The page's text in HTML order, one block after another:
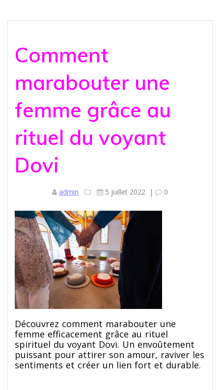
Comment
marabouter une
femme grâce au
rituel du voyant
Dovi
admin 5 juillet 2022 | 0
Découvrez comment marabouter une
femme efficacement grâce au rituel
spirituel du voyant Dovi. Un envoûtement
puissant pour attirer son amour, raviver les
sentiments et créer un lien fort et durable.